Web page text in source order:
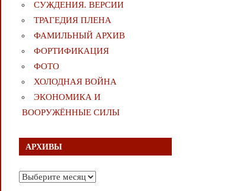
СУЖДЕНИЯ. ВЕРСИИ
ТРАГЕДИЯ ПЛЕНА
ФАМИЛЬНЫЙ АРХИВ
ФОРТИФИКАЦИЯ
ФОТО
ХОЛОДНАЯ ВОЙНА
ЭКОНОМИКА И
ВООРУЖЁННЫЕ СИЛЫ
АРХИВЫ
Архивы